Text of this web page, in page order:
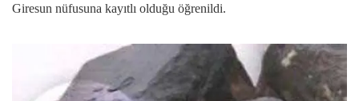
Giresun nüfusuna kayıtlı olduğu öğrenildi.